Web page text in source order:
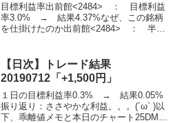
目標利益率出前館<2484> ： 目標利益
率3.0% → 結果4.37%なぜ、この銘柄
を仕掛けたのか出前館<2484> ： 半年
前館<2484> ： PTSでの購入は早...
【日次】トレード結果
20190712「+1,500円」
１日の目標利益率0.3% → 結果0.05%
振り返り：ささやかな利益。。。(´ω` )以
下、乖離値メモと本日のチャート25DMA